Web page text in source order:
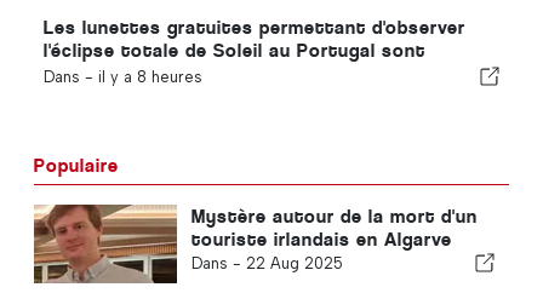
Les lunettes gratuites permettant d'observer
l'éclipse totale de Soleil au Portugal sont
épuisées
Dans - il y a 8 heures
Populaire
Mystère autour de la mort d'un
touriste irlandais en Algarve
Dans - 22 Aug 2025